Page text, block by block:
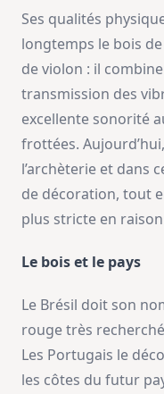
Ses qualités
longtemps le bois
de violon : il
transmission des
excellente sonorité
frottées.
l’archèterie et dans
de décoration, tout
plus stricte en
Le bois et le pays
Le Brésil doit son
rouge très
Les Portugais le
les côtes du futur